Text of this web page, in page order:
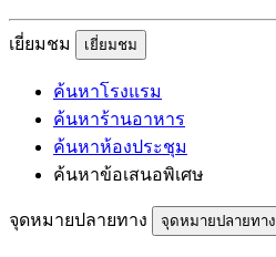
เยี่ยมชม เยี่ยมชม
ค้นหาโรงแรม
ค้นหาร้านอาหาร
ค้นหาห้องประชุม
ค้นหาข้อเสนอพิเศษ
จุดหมายปลายทาง จุดหมายปลายทาง